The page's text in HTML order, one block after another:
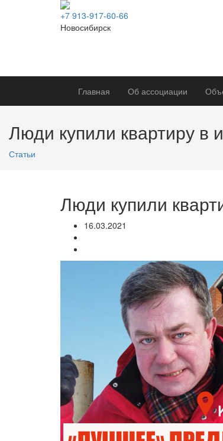
+7 913-917-60-66
Новосибирск
Главная Об ассоциации
Люди купили квартиру в
Статьи
Люди купили
16.03.2021